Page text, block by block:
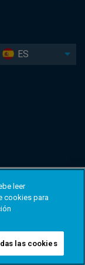
ES
leer
cookies para
las cookies